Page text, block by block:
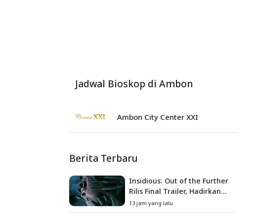
Jadwal Bioskop di Ambon
Ambon City Center XXI
Berita Terbaru
Insidious: Out of the Further
Rilis Final Trailer, Hadirkan
Teror Baru, Iblis Kini Masuk
ke Dunia Manusia
13 jam yang lalu